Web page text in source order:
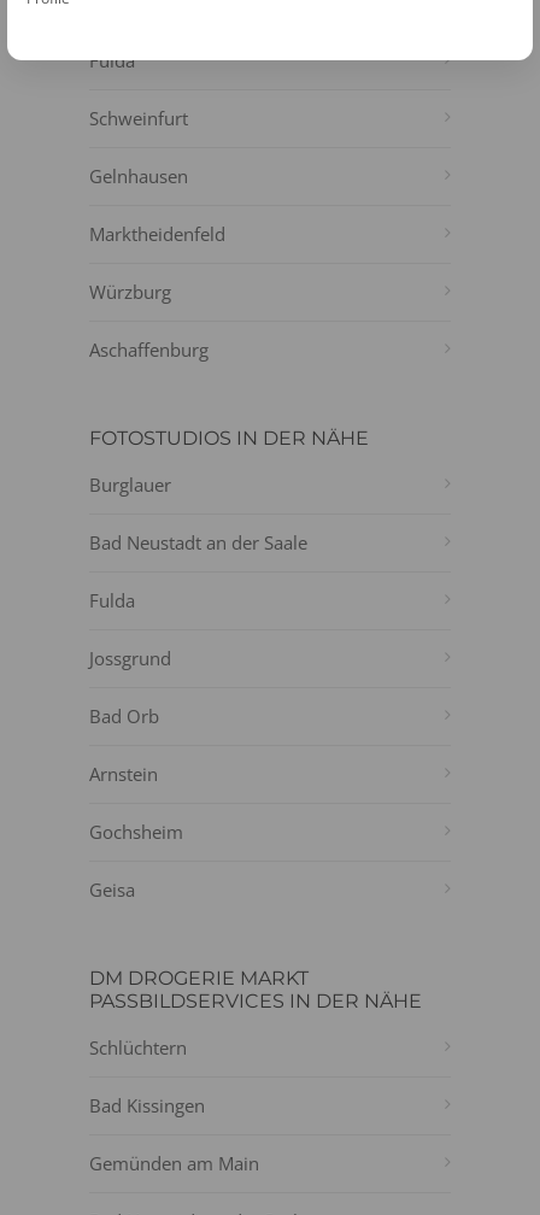
Fulda
Schweinfurt
Gelnhausen
Marktheidenfeld
Würzburg
Aschaffenburg
FOTOSTUDIOS IN DER NÄHE
Burglauer
Bad Neustadt an der Saale
Fulda
Jossgrund
Bad Orb
Arnstein
Gochsheim
Geisa
DM DROGERIE MARKT
PASSBILDSERVICES IN DER NÄHE
Schlüchtern
Bad Kissingen
Gemünden am Main